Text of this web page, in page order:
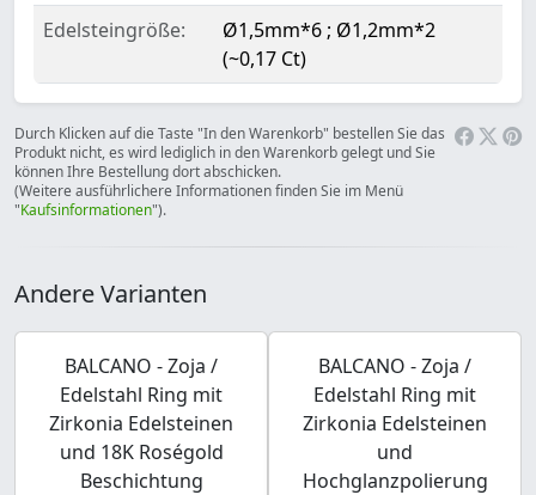
Edelsteingröße:
Ø1,5mm*6 ; Ø1,2mm*2
(~0,17 Ct)
Durch Klicken auf die Taste "In den Warenkorb" bestellen Sie das
Produkt nicht, es wird lediglich in den Warenkorb gelegt und Sie
können Ihre Bestellung dort abschicken.
(Weitere ausführlichere Informationen finden Sie im Menü
"Kaufsinformationen").
Andere Varianten
BALCANO - Zoja /
Edelstahl Ring mit
Zirkonia Edelsteinen
und 18K Roségold
Beschichtung
BALCANO - Zoja /
Edelstahl Ring mit
Zirkonia Edelsteinen
und
Hochglanzpolierung